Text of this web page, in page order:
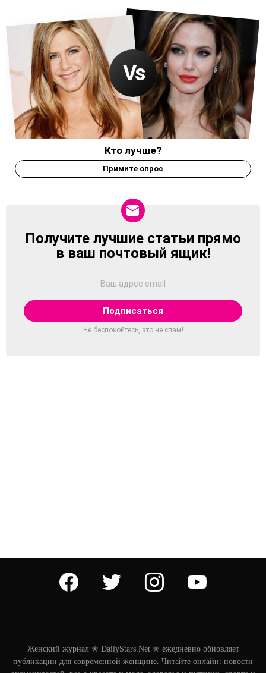
Кто лучше?
Примите опрос
NEWSLETTER
Получите лучшие статьи прямо
в ваш почтовый ящик!
Не беспокойтесь, это не спам!
facebook twitter instagram
Женский журнал ✭ DailyStars.Net ✭ ежедневно обновляет
публикации для современной женщине. Читайте онлайн: новости